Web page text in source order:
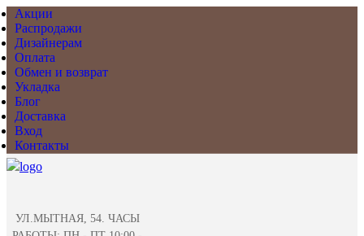
Акции
Распродажи
Дизайнерам
Оплата
Обмен и возврат
Укладка
Блог
Доставка
Вход
Контакты
УЛ.МЫТНАЯ, 54. ЧАСЫ